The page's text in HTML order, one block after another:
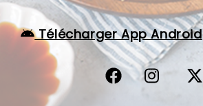
Télécharger App Android